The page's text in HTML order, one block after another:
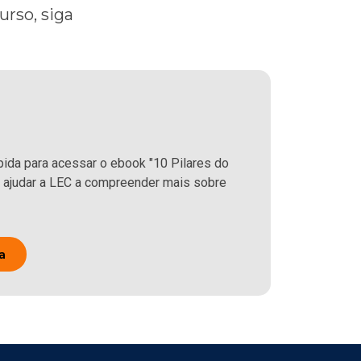
siga
para acessar o ebook "10 Pilares do
a LEC a compreender mais sobre